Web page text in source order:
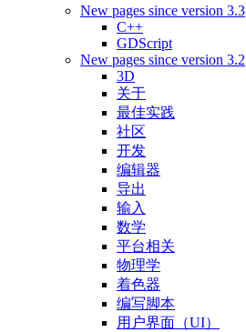
New pages since version 3.3
C++
GDScript
New pages since version 3.2
3D
关于
最佳实践
社区
开发
编辑器
导出
输入
数学
平台相关
物理学
着色器
编写脚本
用户界面（UI）